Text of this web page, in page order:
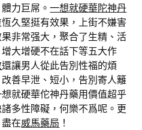
力巨屌。一想就硬華陀神丹
久堅挺有效果，上街不嫌害
非常强大，聚合了生精、活
大增硬不在話下等五大作
還讓男人從此告別性福的煩
善早泄、短小，告別寄人籬
就硬華佗神丹藥用價值超乎
多性障礙，何樂不爲呢。更
盡在威馬藥局 ！